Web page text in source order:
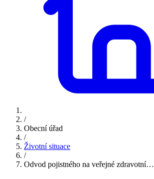
/
Obecní úřad
/
Životní situace
/
Odvod pojistného na veřejné zdravotní…